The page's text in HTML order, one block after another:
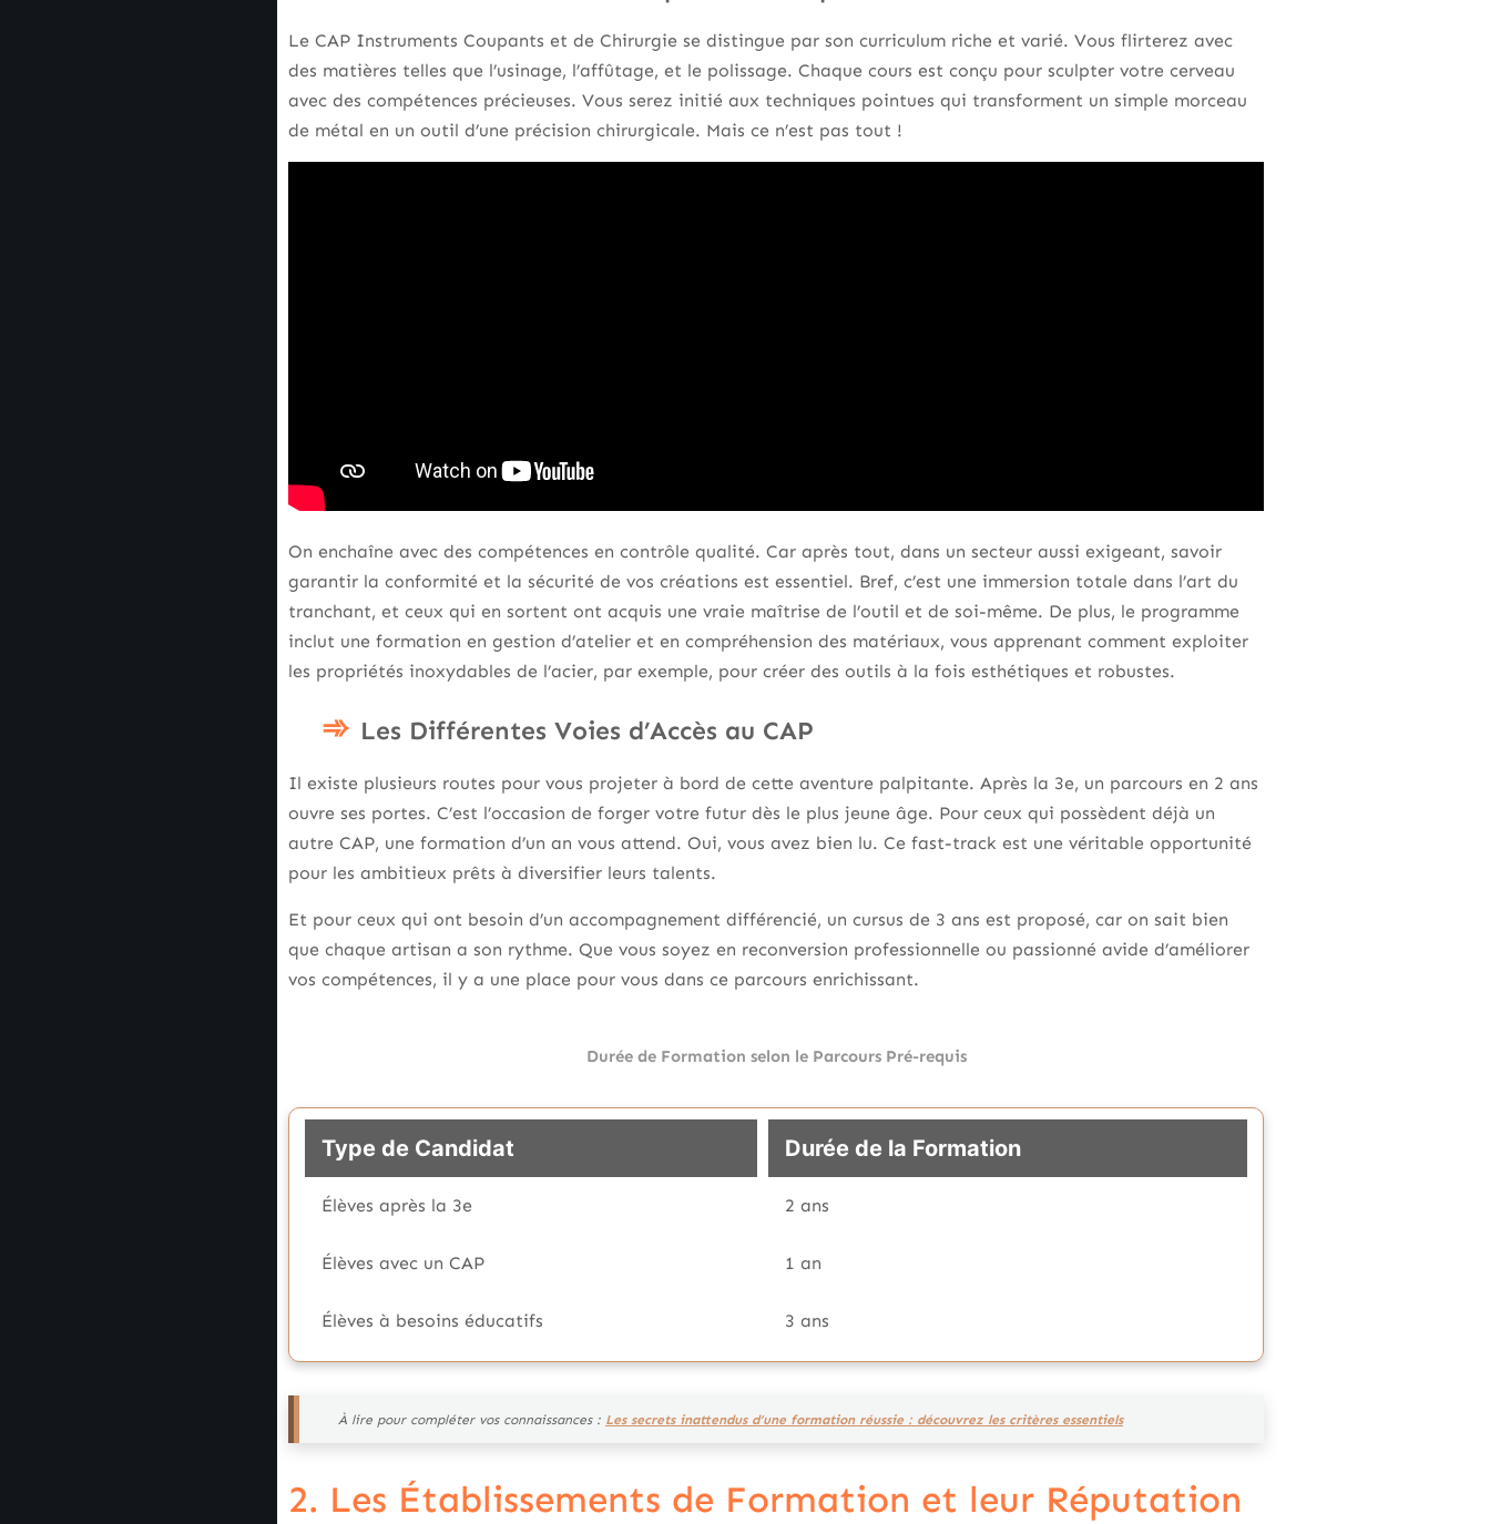
Le CAP Instruments Coupants et de Chirurgie se distingue par son curriculum riche et varié. Vous flirterez avec
des matières telles que l’usinage, l’affûtage, et le polissage. Chaque cours est conçu pour sculpter votre cerveau
avec des compétences précieuses. Vous serez initié aux techniques pointues qui transforment un simple morceau
de métal en un outil d’une précision chirurgicale. Mais ce n’est pas tout !
On enchaîne avec des compétences en contrôle qualité. Car après tout, dans un secteur aussi exigeant, savoir
garantir la conformité et la sécurité de vos créations est essentiel. Bref, c’est une immersion totale dans l’art du
tranchant, et ceux qui en sortent ont acquis une vraie maîtrise de l’outil et de soi-même. De plus, le programme
inclut une formation en gestion d’atelier et en compréhension des matériaux, vous apprenant comment exploiter
les propriétés inoxydables de l’acier, par exemple, pour créer des outils à la fois esthétiques et robustes.
Les Différentes Voies d’Accès au CAP
Il existe plusieurs routes pour vous projeter à bord de cette aventure palpitante. Après la 3e, un parcours en 2 ans
ouvre ses portes. C’est l’occasion de forger votre futur dès le plus jeune âge. Pour ceux qui possèdent déjà un
autre CAP, une formation d’un an vous attend. Oui, vous avez bien lu. Ce fast-track est une véritable opportunité
pour les ambitieux prêts à diversifier leurs talents.
Et pour ceux qui ont besoin d’un accompagnement différencié, un cursus de 3 ans est proposé, car on sait bien
que chaque artisan a son rythme. Que vous soyez en reconversion professionnelle ou passionné avide d’améliorer
vos compétences, il y a une place pour vous dans ce parcours enrichissant.
Durée de Formation selon le Parcours Pré-requis
Type de Candidat Durée de la Formation
Élèves après la 3e 2 ans
Élèves avec un CAP 1 an
Élèves à besoins éducatifs 3 ans
À lire pour compléter vos connaissances : Les secrets inattendus d’une formation réussie : découvrez les critères essentiels
2. Les Établissements de Formation et leur Réputation